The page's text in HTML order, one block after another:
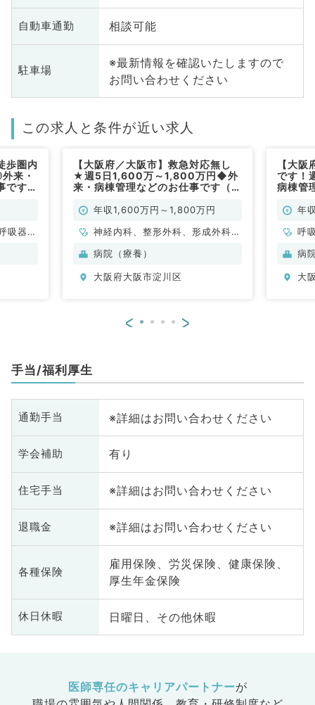
自動車通勤 相談可能
駐車場
※最新情報を確認いたしますので
お問い合わせください
この求人と条件が近い求人
歩圏内
来・
です
吸器内
【大阪府／大阪市】救急対応無し
★週5日1,600万～1,800万円◆外
来・病棟管理などのお仕事です（内
年収1,600万円～1,800万円
神経内科、整形外科、形成外科、
脳神経外科、呼吸器外科、心臓血
環器内科、呼吸器内科、消化器内
全般、一般外科、消化器外科、乳
病院（療養）
大阪府大阪市淀川区
【大
です！
病棟管
年
呼
病
大
< >
手当/福利厚生
通勤手当 ※詳細はお問い合わせください
学会補助 有り
住宅手当 ※詳細はお問い合わせください
退職金 ※詳細はお問い合わせください
各種保険
雇用保険、労災保険、健康保険、
厚生年金保険
休日休暇 日曜日、その他休暇
医師専任のキャリアパートナーが